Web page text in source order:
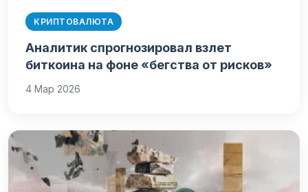
КРИПТОВАЛЮТА
Аналитик спрогнозировал взлет
биткоина на фоне «бегства от рисков»
4 Мар 2026